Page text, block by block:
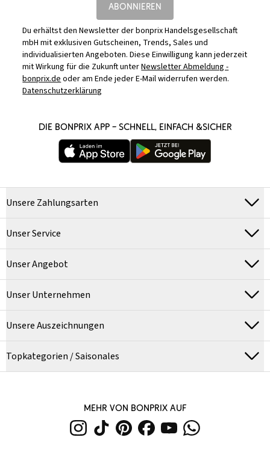
ABONNIEREN
Du erhältst den Newsletter der bonprix Handelsgesellschaft
mbH mit exklusiven Gutscheinen, Trends, Sales und
individualisierten Angeboten. Diese Einwilligung kann jederzeit
mit Wirkung für die Zukunft unterNewsletter Abmeldung -
bonprix.deoder am Ende jeder E-Mail widerrufen werden.
Datenschutzerklärung
DIE BONPRIX APP – SCHNELL, EINFACH &SICHER
Unsere Zahlungsarten
Unser Service
Unser Angebot
Unser Unternehmen
Unsere Auszeichnungen
Topkategorien / Saisonales
MEHR VON BONPRIX AUF